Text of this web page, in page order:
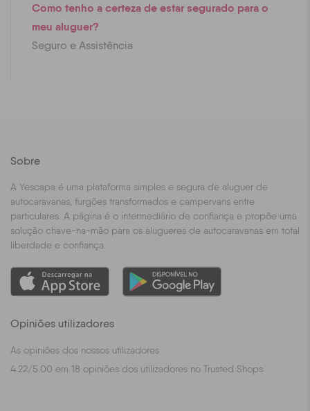
Como tenho a certeza de estar segurado para o
meu aluguer?
Seguro e Assistência
Sobre
A Yescapa é uma plataforma simples e segura de aluguer de
autocaravanas, furgões transformados e campervans entre
particulares. A página é o intermediário de confiança e propõe uma
solução chave-na-mão para os alugueres de autocaravanas em total
liberdade e confiança.
Opiniões utilizadores
As opiniões dos nossos utilizadores
4.22/5.00 em 18 opiniões dos utilizadores no Trusted Shops